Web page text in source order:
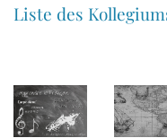
Liste des